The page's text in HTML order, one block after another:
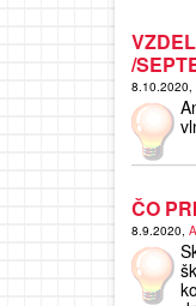
/
8.10.2020,
ČO
8.9.2020,